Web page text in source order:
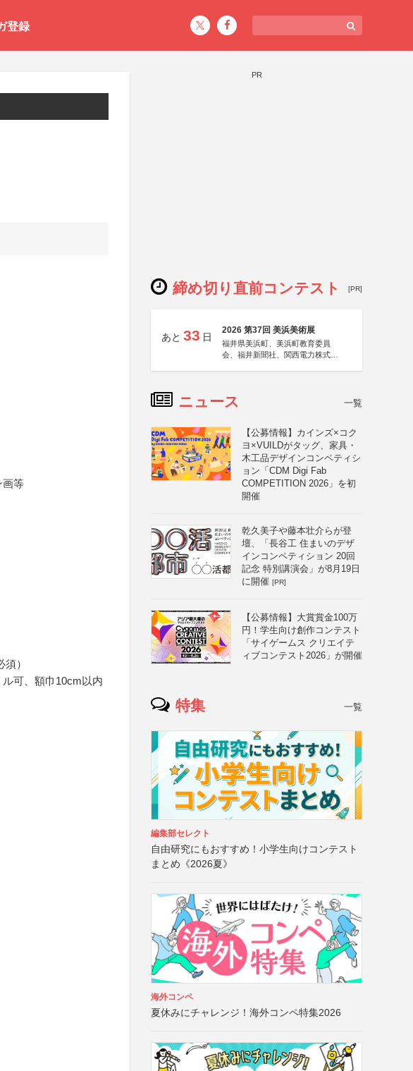
登録
画等
）
可、額巾10cm以内
PR
締め切り直前コンテスト [PR]
あと 33 日
2026 第37回 美浜美術展
福井県美浜町、美浜町教育委員
会、福井新聞社、関西電力株式会
ニュース 一覧
【公募情報】カインズ×コク
ヨ×VUILDがタッグ、家具・
木工品デザインコンペティシ
ョン「CDM Digi Fab
COMPETITION 2026」を初
開催
乾久美子や藤本壮介らが登
壇、「長谷工 住まいのデザ
インコンペティション 20回
記念 特別講演会」が8月19日
に開催 [PR]
【公募情報】大賞賞金100万
円！学生向け創作コンテスト
「サイゲームス クリエイテ
ィブコンテスト2026」が開催
特集 一覧
編集部セレクト
自由研究にもおすすめ！小学生向けコンテスト
まとめ《2026夏》
海外コンペ
夏休みにチャレンジ！海外コンペ特集2026